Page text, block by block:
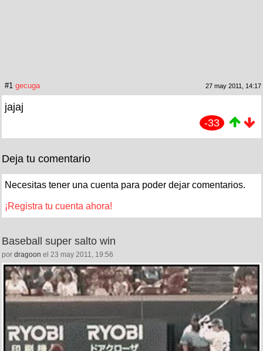
#1 gecuga 27 may 2011, 14:17
jajaj
-33
Deja tu comentario
Necesitas tener una cuenta para poder dejar comentarios.
¡Registra tu cuenta ahora!
Baseball super salto win
por dragoon el 23 may 2011, 19:56